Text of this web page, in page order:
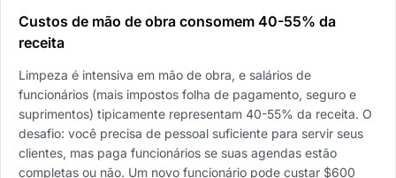
Custos de mão de obra consomem 40-55% da
receita
Limpeza é intensiva em mão de obra, e salários de
funcionários (mais impostos folha de pagamento, seguro e
suprimentos) tipicamente representam 40-55% da receita. O
desafio: você precisa de pessoal suficiente para servir seus
clientes, mas paga funcionários se suas agendas estão
completas ou não. Um novo funcionário pode custar $600